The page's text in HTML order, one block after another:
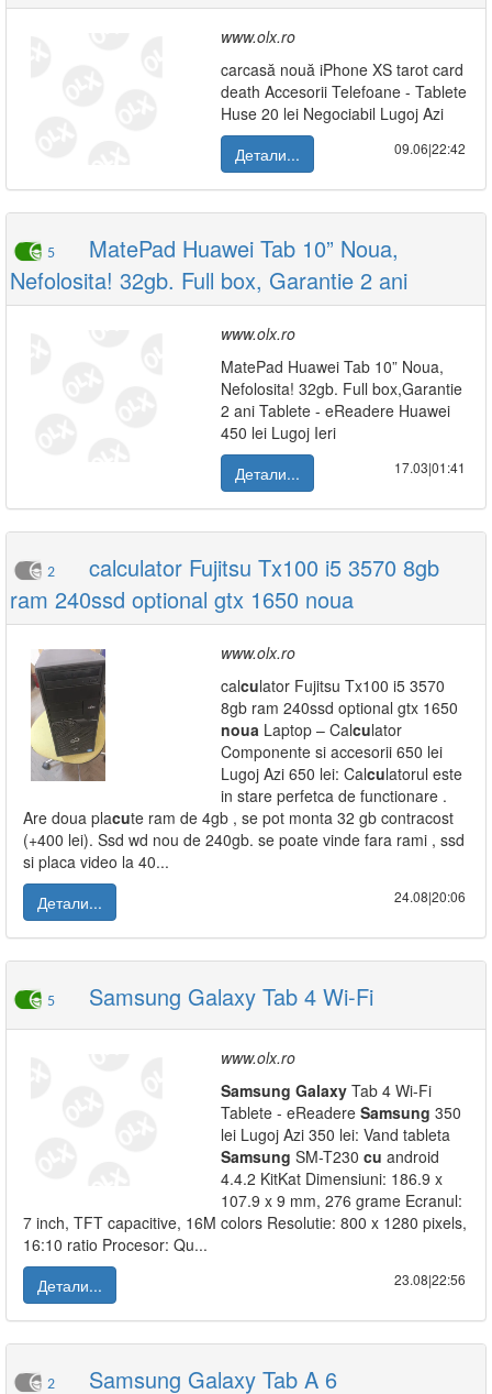
www.olx.ro
carcasă nouă iPhone XS tarot card
death Accesorii Telefoane - Tablete
Huse 20 lei Negociabil Lugoj Azi
Детали...
09.06|22:42
5
MatePad Huawei Tab 10” Noua,
Nefolosita! 32gb. Full box, Garantie 2 ani
www.olx.ro
MatePad Huawei Tab 10” Noua,
Nefolosita! 32gb. Full box,Garantie
2 ani Tablete - eReadere Huawei
450 lei Lugoj Ieri
Детали...
17.03|01:41
2
calculator Fujitsu Tx100 i5 3570 8gb
ram 240ssd optional gtx 1650 noua
www.olx.ro
calculator Fujitsu Tx100 i5 3570
8gb ram 240ssd optional gtx 1650
noua Laptop – Calculator
Componente si accesorii 650 lei
Lugoj Azi 650 lei: Calculatorul este
in stare perfetca de functionare .
Are doua placute ram de 4gb , se pot monta 32 gb contracost
(+400 lei). Ssd wd nou de 240gb. se poate vinde fara rami , ssd
si placa video la 40...
Детали...
24.08|20:06
5 Samsung Galaxy Tab 4 Wi-Fi
www.olx.ro
Samsung Galaxy Tab 4 Wi-Fi
Tablete - eReadere Samsung 350
lei Lugoj Azi 350 lei: Vand tableta
Samsung SM-T230 cu android
4.4.2 KitKat Dimensiuni: 186.9 x
107.9 x 9 mm, 276 grame Ecranul:
7 inch, TFT capacitive, 16M colors Resolutie: 800 x 1280 pixels,
16:10 ratio Procesor: Qu...
Детали...
23.08|22:56
2 Samsung Galaxy Tab A 6